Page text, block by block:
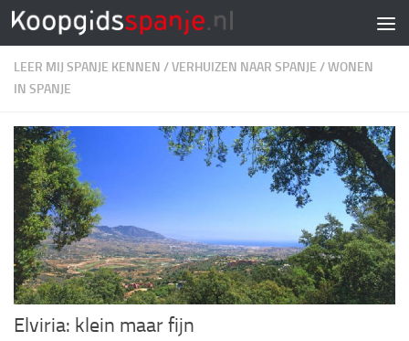
Doorgaan naar inhoud
LEER MIJ SPANJE KENNEN /VERHUIZEN NAAR SPANJE /WONEN
IN SPANJE
Elviria: klein maar fijn